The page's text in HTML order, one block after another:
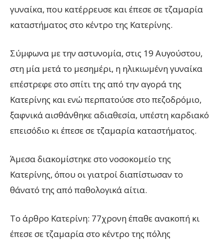
γυναίκα, που κατέρρευσε και έπεσε σε τζαμαρία
καταστήματος στο κέντρο της Κατερίνης.
Σύμφωνα με την αστυνομία, στις 19 Αυγούστου,
στη μία μετά το μεσημέρι, η ηλικιωμένη γυναίκα
επέστρεφε στο σπίτι της από την αγορά της
Κατερίνης και ενώ περπατούσε στο πεζοδρόμιο,
ξαφνικά αισθάνθηκε αδιαθεσία, υπέστη καρδιακό
επεισόδιο κι έπεσε σε τζαμαρία καταστήματος.
Άμεσα διακομίστηκε στο νοσοκομείο της
Κατερίνης, όπου οι γιατροί διαπίστωσαν το
θάνατό της από παθολογικά αίτια.
To άρθρο Κατερίνη: 77χρονη έπαθε ανακοπή κι
έπεσε σε τζαμαρία στο κέντρο της πόλης